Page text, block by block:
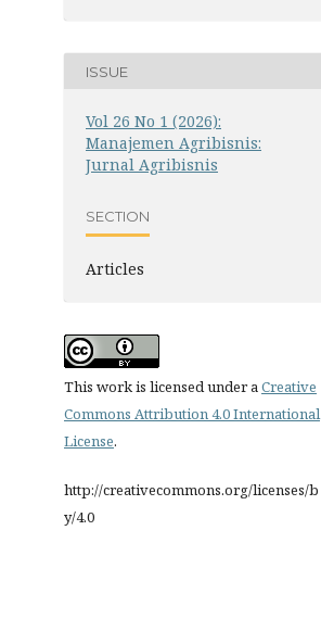
ISSUE
Vol 26 No 1 (2026):
Manajemen Agribisnis:
Jurnal Agribisnis
SECTION
Articles
This work is licensed under aCreative
Commons Attribution 4.0 International
License.
http://creativecommons.org/licenses/b
y/4.0